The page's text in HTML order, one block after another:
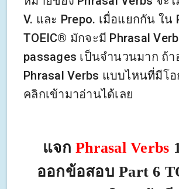
V. และ Prepo. เมื่อแยกกัน ใน
TOEIC® มักจะมี Phrasal
passages เป็นจำนวนมาก ถ้า
Phrasal Verbs แบบไหนที่มีโอ
คลิกเข้ามาอ่านได้เลย
แจก Phrasal Verbs
ออกข้อสอบ Part 6